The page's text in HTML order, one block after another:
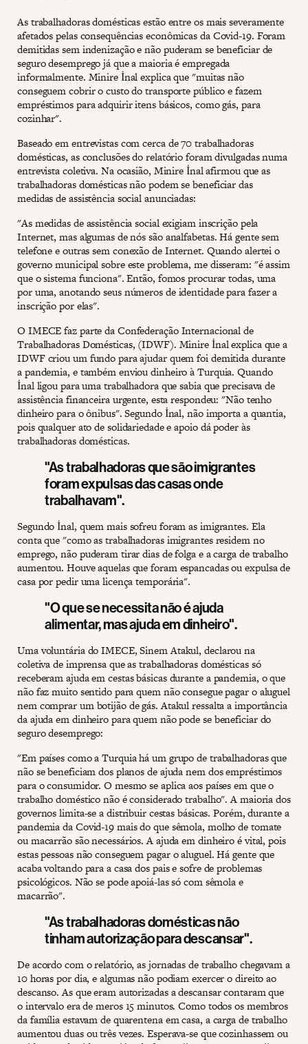
As trabalhadoras domésticas estão entre os mais severamente
afetados pelas consequências econômicas da Covid-19. Foram
demitidas sem indenização e não puderam se beneficiar de
seguro desemprego já que a maioria é empregada
informalmente. Minire İnal explica que "muitas não
conseguem cobrir o custo do transporte público e fazem
empréstimos para adquirir itens básicos, como gás, para
cozinhar".
Baseado em entrevistas com cerca de 70 trabalhadoras
domésticas, as conclusões do relatório foram divulgadas numa
entrevista coletiva. Na ocasião, Minire İnal afirmou que as
trabalhadoras domésticas não podem se beneficiar das
medidas de assistência social anunciadas:
"As medidas de assistência social exigiam inscrição pela
Internet, mas algumas de nós são analfabetas. Há gente sem
telefone e outras sem conexão de Internet. Quando alertei o
governo municipal sobre este problema, me disseram: "é assim
que o sistema funciona". Então, fomos procurar todas, uma
por uma, anotando seus números de identidade para fazer a
inscrição por elas".
O IMECE faz parte da Confederação Internacional de
Trabalhadoras Domésticas, (IDWF). Minire İnal explica que a
IDWF criou um fundo para ajudar quem foi demitida durante
a pandemia, e também enviou dinheiro à Turquia. Quando
İnal ligou para uma trabalhadora que sabia que precisava de
assistência financeira urgente, esta respondeu: "Não tenho
dinheiro para o ônibus". Segundo İnal, não importa a quantia,
pois qualquer ato de solidariedade e apoio dá poder às
trabalhadoras domésticas.
"As trabalhadoras que são imigrantes
foram expulsas das casas onde
trabalhavam".
Segundo İnal, quem mais sofreu foram as imigrantes. Ela
conta que "como as trabalhadoras imigrantes residem no
emprego, não puderam tirar dias de folga e a carga de trabalho
aumentou. Houve aquelas que foram espancadas ou expulsa de
casa por pedir uma licença temporária".
"O que se necessita não é ajuda
alimentar, mas ajuda em dinheiro".
Uma voluntária do IMECE, Sinem Atakul, declarou na
coletiva de imprensa que as trabalhadoras domésticas só
receberam ajuda em cestas básicas durante a pandemia, o que
não faz muito sentido para quem não consegue pagar o aluguel
nem comprar um botijão de gás. Atakul ressalta a importância
da ajuda em dinheiro para quem não pode se beneficiar do
seguro desemprego:
"Em países como a Turquia há um grupo de trabalhadoras que
não se beneficiam dos planos de ajuda nem dos empréstimos
para o consumidor. O mesmo se aplica aos países em que o
trabalho doméstico não é considerado trabalho". A maioria dos
governos limita-se a distribuir cestas básicas. Porém, durante a
pandemia da Covid-19 mais do que sêmola, molho de tomate
ou macarrão são necessários. A ajuda em dinheiro é vital, pois
estas pessoas não conseguem pagar o aluguel. Há gente que
acaba voltando para a casa dos pais e sofre de problemas
psicológicos. Não se pode apoiá-las só com sêmola e
macarrão".
"As trabalhadoras domésticas não
tinham autorização para descansar".
De acordo com o relatório, as jornadas de trabalho chegavam a
10 horas por dia, e algumas não podiam exercer o direito ao
descanso. As que eram autorizadas a descansar contaram que
o intervalo era de meros 15 minutos. Como todos os membros
da família estavam de quarentena em casa, a carga de trabalho
aumentou duas ou três vezes. Esperava-se que cozinhassem ou